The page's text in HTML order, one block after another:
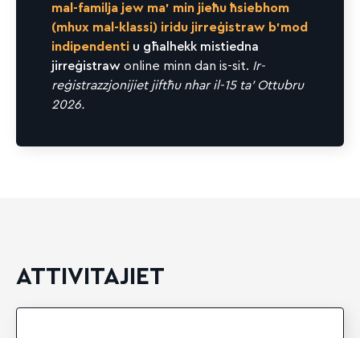
mal-familja jew ma’ min jieħu ħsiebhom
(mhux mal-klassi) iridu jirreġistraw b’mod
indipendenti u għalhekk mistiedna
jirreġistraw online minn dan is-sit. Ir-
reġistrazzjonijiet jiftħu nhar il-15 ta’ Ottubru
2026.
ATTIVITAJIET